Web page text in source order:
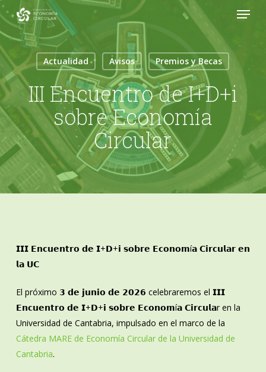
Skip
to
main
content
Menu
Actualidad Avisos Premios y Becas
III Encuentro de I+D+i
sobre Economía
Circular
𝗜𝗜𝗜 𝗘𝗻𝗰𝘂𝗲𝗻𝘁𝗿𝗼 𝗱𝗲 𝗜+𝗗+𝗶 𝘀𝗼𝗯𝗿𝗲 𝗘𝗰𝗼𝗻𝗼𝗺í𝗮 𝗖𝗶𝗿𝗰𝘂𝗹𝗮𝗿 𝗲𝗻
𝗹𝗮 𝗨𝗖
El próximo 𝟯 𝗱𝗲 𝗷𝘂𝗻𝗶𝗼 𝗱𝗲 𝟮𝟬𝟮𝟲 celebraremos el 𝗜𝗜𝗜
𝗘𝗻𝗰𝘂𝗲𝗻𝘁𝗿𝗼 𝗱𝗲 𝗜+𝗗+𝗶 𝘀𝗼𝗯𝗿𝗲 𝗘𝗰𝗼𝗻𝗼𝗺í𝗮 𝗖𝗶𝗿𝗰𝘂𝗹𝗮r en la
Universidad de Cantabria, impulsado en el marco de la
Cátedra MARE de Economía Circular de la Universidad de
Cantabria.